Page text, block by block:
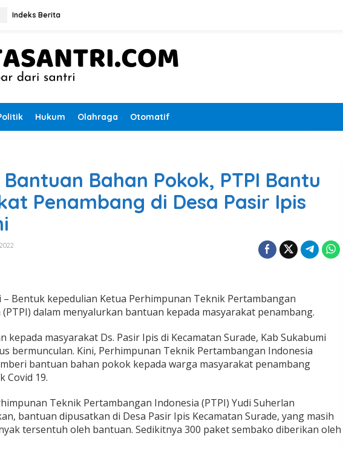
Indeks Berita
Hukum Olahraga Otomatif
Bahan Pokok, PTPI Bantu
Penambang di Desa Pasir Ipis
– Bentuk kepedulian Ketua Perhimpunan Teknik Pertambangan
(PTPI) dalam menyalurkan bantuan kepada masyarakat penambang.
kepada masyarakat Ds. Pasir Ipis di Kecamatan Surade, Kab Sukabumi
bermunculan. Kini, Perhimpunan Teknik Pertambangan Indonesia
bantuan bahan pokok kepada warga masyarakat penambang
Covid 19.
Teknik Pertambangan Indonesia (PTPI) Yudi Suherlan
bantuan dipusatkan di Desa Pasir Ipis Kecamatan Surade, yang masih
tersentuh oleh bantuan. Sedikitnya 300 paket sembako diberikan oleh